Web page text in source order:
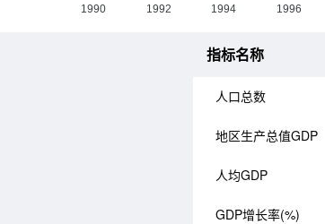
1990 1992 1994 1996
指标名称
人口总数
地区生产总值GDP
人均GDP
GDP增长率(%)